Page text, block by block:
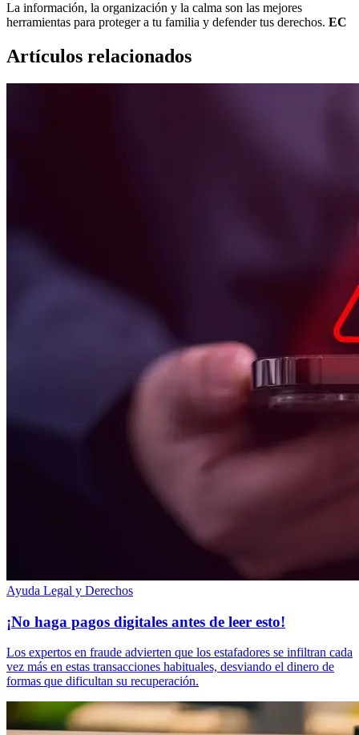
La información, la organización y la calma son las mejores
herramientas para proteger a tu familia y defender tus derechos. EC
Artículos relacionados
Ayuda Legal y Derechos
¡No haga pagos digitales antes de leer esto!
Los expertos en fraude advierten que los estafadores se infiltran cada
vez más en estas transacciones habituales, desviando el dinero de
formas que dificultan su recuperación.